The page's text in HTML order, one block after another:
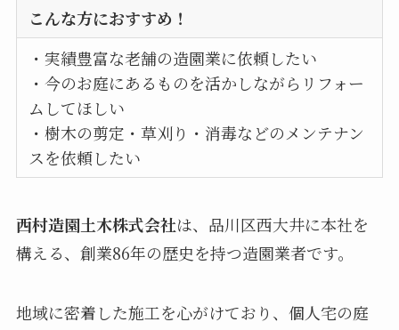
こんな方におすすめ！
・実績豊富な老舗の造園業に依頼したい
・今のお庭にあるものを活かしながらリフォー
ムしてほしい
・樹木の剪定・草刈り・消毒などのメンテナン
スを依頼したい
西村造園土木株式会社は、品川区西大井に本社を
構える、創業86年の歴史を持つ造園業者です。
地域に密着した施工を心がけており、個人宅の庭